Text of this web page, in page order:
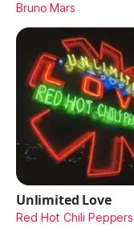
Bruno Mars
Unlimited Love
Red Hot Chili Peppers